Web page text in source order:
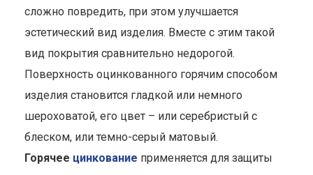
сложно повредить, при этом улучшается
эстетический вид изделия. Вместе с этим такой
вид покрытия сравнительно недорогой.
Поверхность оцинкованного горячим способом
изделия становится гладкой или немного
шероховатой, его цвет – или серебристый с
блеском, или темно-серый матовый.
Горячее цинкование применяется для защиты